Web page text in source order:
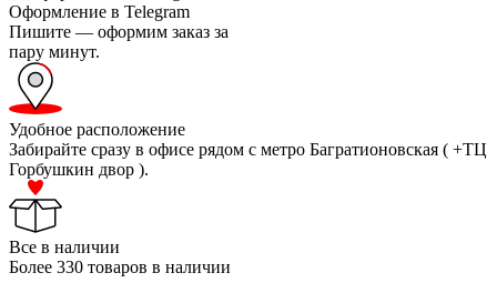
Оформление в Telegram
Пишите — оформим заказ за
пару минут.
Удобное расположение
Забирайте сразу в офисе рядом с метро Багратионовская ( +ТЦ
Горбушкин двор ).
Все в наличии
Более 330 товаров в наличии